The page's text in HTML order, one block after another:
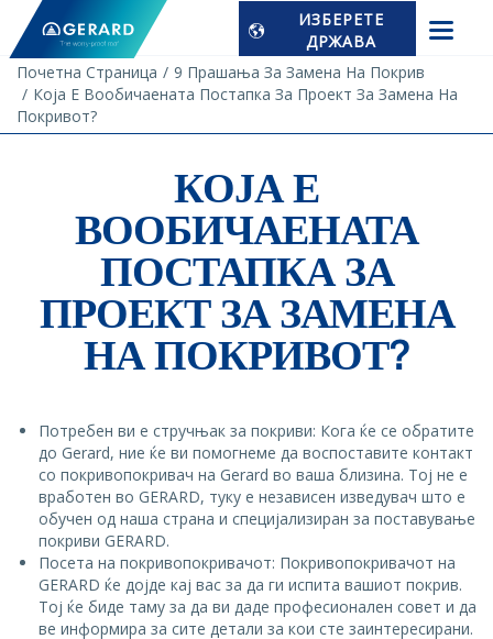
ИЗБЕРЕТЕ
ДРЖАВА
Почетна Страница
9 Прашања За Замена На Покрив
Која Е Вообичаената Постапка За Проект За Замена На
Покривот?
КОЈА Е
ВООБИЧАЕНАТА
ПОСТАПКА ЗА
ПРОЕКТ ЗА ЗАМЕНА
НА ПОКРИВОТ?
Потребен ви е стручњак за покриви: Кога ќе се обратите
до Gerard, ние ќе ви помогнеме да воспоставите контакт
со покривопокривач на Gerard во ваша близина. Тој не е
вработен во GERARD, туку е независен изведувач што е
обучен од наша страна и специјализиран за поставување
покриви GERARD.
Посета на покривопокривачот: Покривопокривачот на
GERARD ќе дојде кај вас за да ги испита вашиот покрив.
Тој ќе биде таму за да ви даде професионален совет и да
ве информира за сите детали за кои сте заинтересирани.